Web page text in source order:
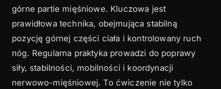
górne partie mięśniowe. Kluczowa jest
prawidłowa technika, obejmująca stabilną
pozycję górnej części ciała i kontrolowany ruch
nóg. Regularna praktyka prowadzi do poprawy
siły, stabilności, mobilności i koordynacji
nerwowo-mięśniowej. To ćwiczenie nie tylko